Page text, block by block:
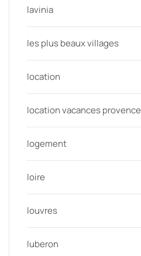
lavinia
les plus beaux villages
location
location vacances provence
logement
loire
louvres
luberon